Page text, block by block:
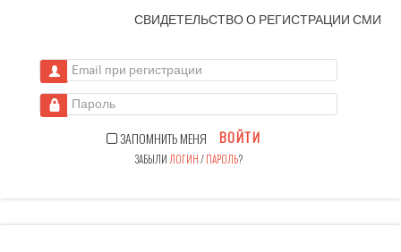
СВИДЕТЕЛЬСТВО О РЕГИСТРАЦИИСМИ
Email при регистрации
Пароль
ЗАПОМНИТЬ МЕНЯ ВОЙТИ
ЗАБЫЛИ ЛОГИН/ПАРОЛЬ?